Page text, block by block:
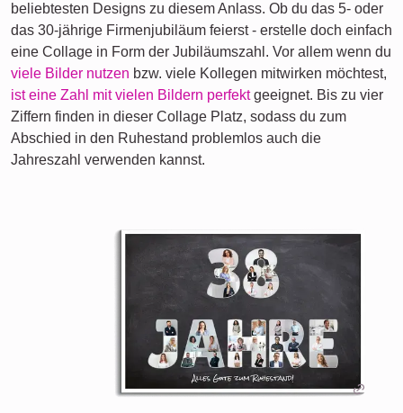
beliebtesten Designs zu diesem Anlass. Ob du das 5- oder
das 30-jährige Firmenjubiläum feierst - erstelle doch einfach
eine Collage in Form der Jubiläumszahl. Vor allem wenn du
viele Bilder nutzen bzw. viele Kollegen mitwirken möchtest,
ist eine Zahl mit vielen Bildern perfektgeeignet. Bis zu vier
Ziffern finden in dieser Collage Platz, sodass du zum
Abschied in den Ruhestand problemlos auch die
Jahreszahl verwenden kannst.